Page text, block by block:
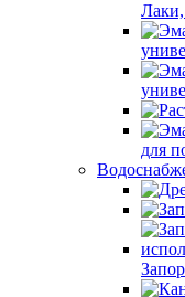
для